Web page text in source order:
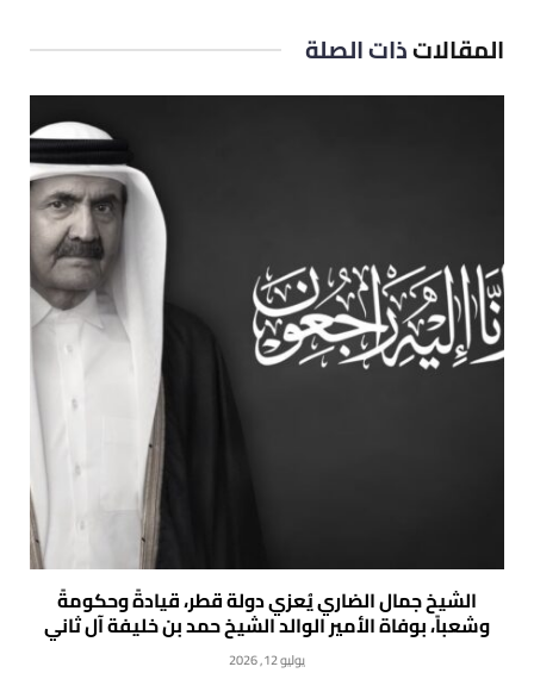
المقالاتذات الصلة
الشيخ جمال الضاري يُعزي دولة قطر، قيادةً وحكومةً
وشعباً، بوفاة الأمير الوالد الشيخ حمد بن خليفة آل ثاني
يوليو 12, 2026